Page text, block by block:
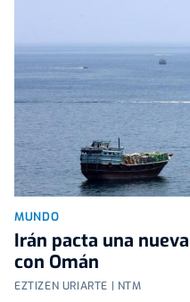
MUNDO
Irán pacta una
con Omán
EZTIZEN URIARTE | NTM